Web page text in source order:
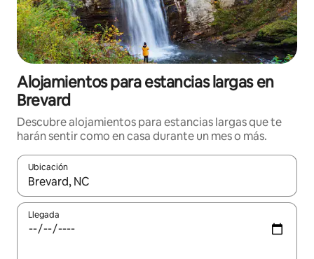
Alojamientos para estancias largas en
Brevard
Descubre alojamientos para estancias largas que te
harán sentir como en casa durante un mes o más.
Ubicación
Cuando los resultados estén disponibles, podrás navegar
Llegada